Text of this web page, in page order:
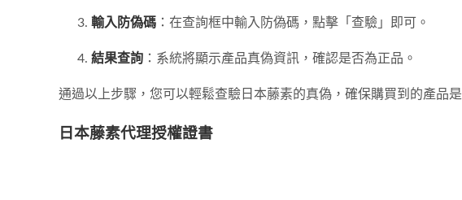
輸入防偽碼 ：在查詢框中輸入防偽碼，點擊「查驗」即可。
結果查詢 ：系統將顯示產品真偽資訊，確認是否為正品。
通過以上步驟，您可以輕鬆查驗日本藤素的真偽，確保購買到的產品是
日本藤素代理授權證書